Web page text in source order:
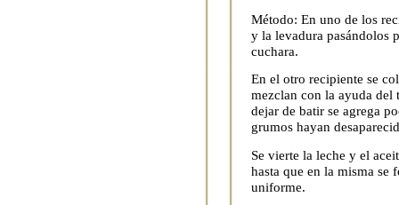
Método: En uno de los
y la levadura pasándolos
cuchara.
En el otro recipiente se
mezclan con la ayuda del
dejar de batir se agrega
grumos hayan
Se vierte la leche y el
hasta que en la misma se
uniforme.